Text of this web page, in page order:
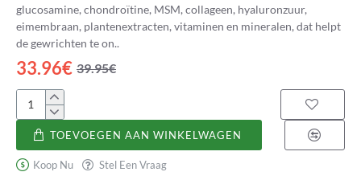
glucosamine, chondroïtine, MSM, collageen, hyaluronzuur,
eimembraan, plantenextracten, vitaminen en mineralen, dat helpt
de gewrichten te on..
33.96€ 39.95€
Nivelflex
TOEVOEGEN AAN WINKELWAGEN
Koop Nu Stel Een Vraag